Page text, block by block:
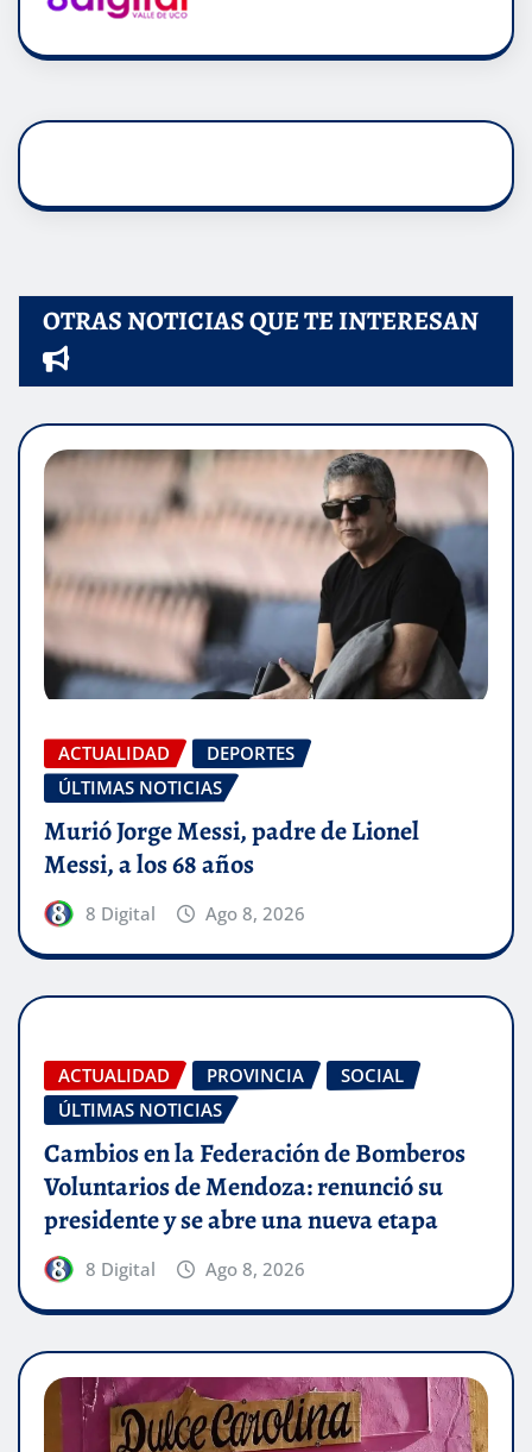
OTRAS NOTICIAS QUE TE INTERESAN
ACTUALIDAD
DEPORTES
ÚLTIMAS NOTICIAS
Murió Jorge Messi, padre de Lionel
Messi, a los 68 años
8 Digital Ago 8, 2026
ACTUALIDAD PROVINCIA
SOCIAL
ÚLTIMAS NOTICIAS
Cambios en la Federación de Bomberos
Voluntarios de Mendoza: renunció su
presidente y se abre una nueva etapa
8 Digital Ago 8, 2026